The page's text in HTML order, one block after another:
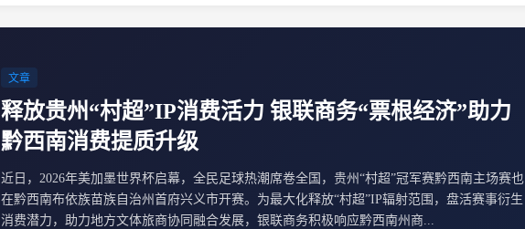
文章
释放贵州“村超”IP消费活力 银联商务“票根经济”助力
黔西南消费提质升级
近日，2026年美加墨世界杯启幕，全民足球热潮席卷全国，贵州“村超”冠军赛黔西南主场赛也
在黔西南布依族苗族自治州首府兴义市开赛。为最大化释放“村超”IP辐射范围，盘活赛事衍生
消费潜力，助力地方文体旅商协同融合发展，银联商务积极响应黔西南州商...